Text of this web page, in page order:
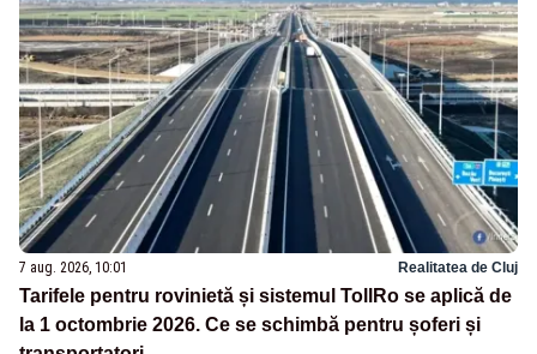
7 aug. 2026, 10:01 Realitatea de Cluj
Tarifele pentru rovinietă și sistemul TollRo se aplică de
la 1 octombrie 2026. Ce se schimbă pentru șoferi și